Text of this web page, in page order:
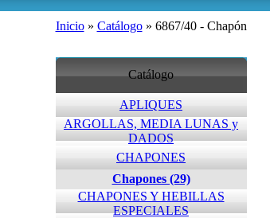
Inicio» Catálogo» 6867/40 - Chapón
Catálogo
APLIQUES
ARGOLLAS, MEDIA LUNAS y
DADOS
CHAPONES
Chapones (29)
CHAPONES Y HEBILLAS
ESPECIALES